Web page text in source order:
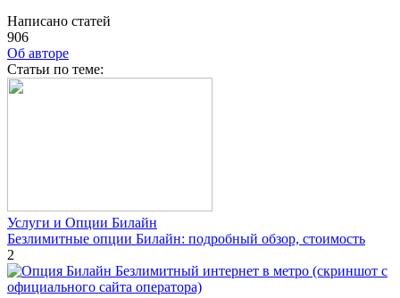
Написано статей
906
Об авторе
Cтатьи по теме:
Услуги и Опции Билайн
Безлимитные опции Билайн: подробный обзор, стоимость
2